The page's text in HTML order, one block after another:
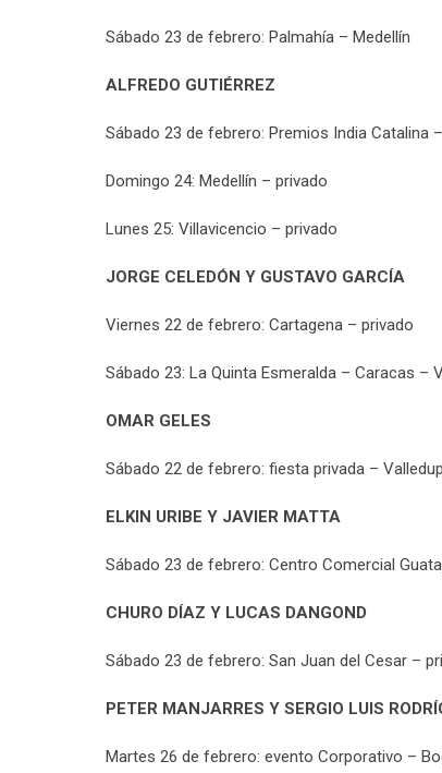
Sábado 23 de febrero: Palmahía – Medellín
ALFREDO GUTIÉRREZ
Sábado 23 de febrero: Premios India Catalina
Domingo 24: Medellín – privado
Lunes 25: Villavicencio – privado
JORGE CELEDÓN Y GUSTAVO GARCÍA
Viernes 22 de febrero: Cartagena – privado
Sábado 23: La Quinta Esmeralda – Caracas –
OMAR GELES
Sábado 22 de febrero: fiesta privada –
ELKIN URIBE Y JAVIER MATTA
Sábado 23 de febrero: Centro Comercial
CHURO DÍAZ Y LUCAS DANGOND
Sábado 23 de febrero: San Juan del Cesar –
PETER MANJARRES Y SERGIO LUIS
Martes 26 de febrero: evento Corporativo –